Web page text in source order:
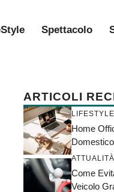
Spettacolo
ARTICOLI
LIFESTYLE
Home
ATTUALITÀ
Come
Veicolo